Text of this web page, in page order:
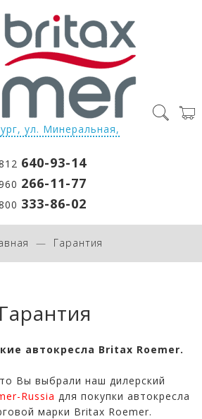
ул. Минеральная,
640-93-14
266-11-77
333-86-02
Гарантия
Гарантия
автокресла Britax Roemer.
Вы выбрали наш дилерский
Russia для покупки автокресла
марки Britax Roemer.